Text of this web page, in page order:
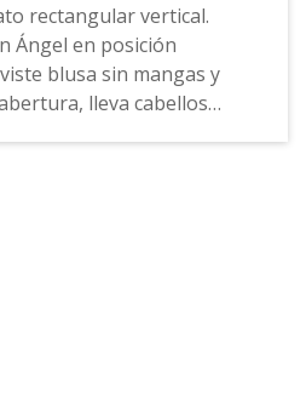
rectangular vertical.
Ángel en posición
blusa sin mangas y
lleva cabellos